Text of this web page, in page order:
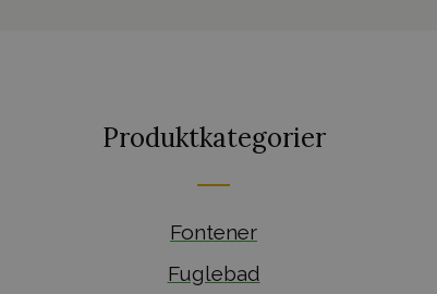
Produktkategorier
Fontener
Fuglebad